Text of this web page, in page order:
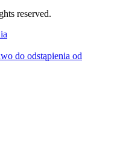
reserved.
do odstąpienia od